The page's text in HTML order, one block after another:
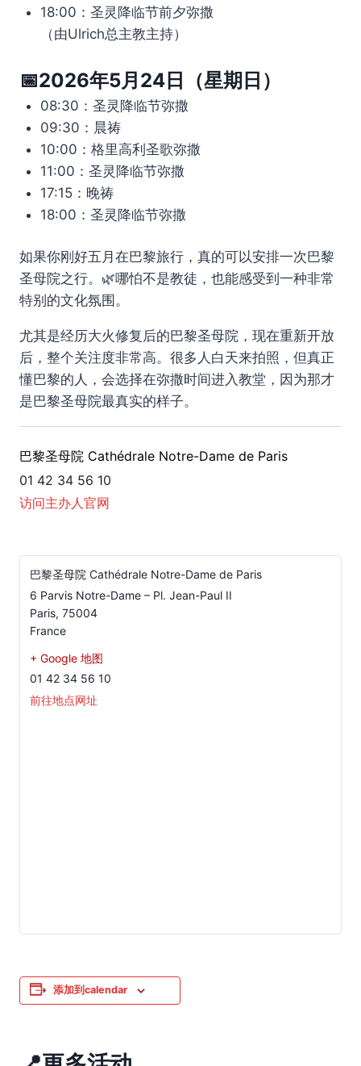
18:00：圣灵降临节前夕弥撒
（由Ulrich总主教主持）
📅2026年5月24日（星期日）
08:30：圣灵降临节弥撒
09:30：晨祷
10:00：格里高利圣歌弥撒
11:00：圣灵降临节弥撒
17:15：晚祷
18:00：圣灵降临节弥撒
如果你刚好五月在巴黎旅行，真的可以安排一次巴黎
圣母院之行。🌿哪怕不是教徒，也能感受到一种非常
特别的文化氛围。
尤其是经历大火修复后的巴黎圣母院，现在重新开放
后，整个关注度非常高。很多人白天来拍照，但真正
懂巴黎的人，会选择在弥撒时间进入教堂，因为那才
是巴黎圣母院最真实的样子。
巴黎圣母院 Cathédrale Notre-Dame de Paris
01 42 34 56 10
访问主办人官网
巴黎圣母院 Cathédrale Notre-Dame de Paris
6 Parvis Notre-Dame – Pl. Jean-Paul II
Paris, 75004
France
+ Google 地图
01 42 34 56 10
前往地点网址
添加到calendar